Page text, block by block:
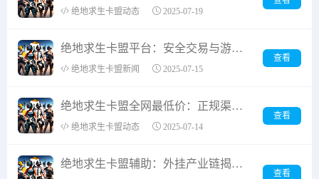
绝地求生卡盟动态 2025-07-19
绝地求生卡盟平台：安全交易与游戏服务全面解析
绝地求生卡盟新闻 2025-07-15
查看
绝地求生卡盟全网最低价：正规渠道与风险规避指南
绝地求生卡盟动态 2025-07-14
查看
绝地求生卡盟辅助：外挂产业链揭秘与游戏安全防护指南
查看